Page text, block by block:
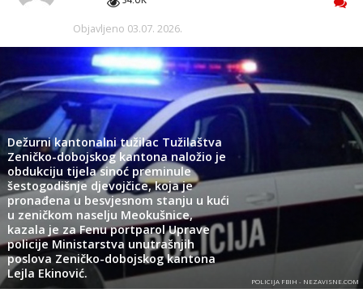
Objavljeno 03.07. 2026.
Dežurni kantonalni tužilac Tužilaštva
Zeničko-dobojskog kantona naložio je
obdukciju tijela sinoć preminule
šestogodišnje djevojčice, koja je
pronađena u besvjesnom stanju u kući
u zeničkom naselju Meokušnice,
kazala je za Fenu portparol Uprave
policije Ministarstva unutrašnjih
poslova Zeničko-dobojskog kantona
Lejla Ekinović.
POLICIJA FBIH - NEZAVISNE.COM